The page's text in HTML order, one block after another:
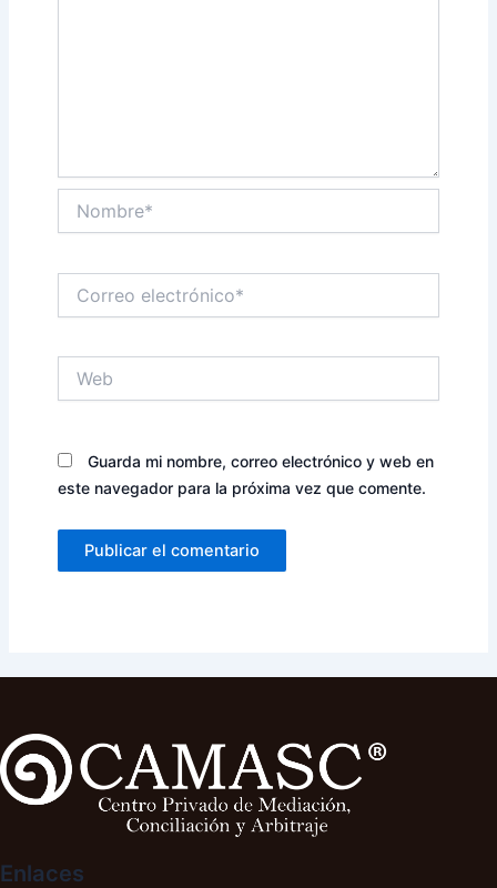
electrónico*
Guarda mi nombre, correo electrónico y web en
este navegador para la próxima vez que comente.
Enlaces